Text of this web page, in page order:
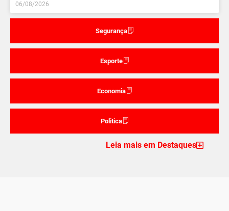
Segurança
Esporte
Economia
Politica
06/08/2026
Leia mais em Destaques